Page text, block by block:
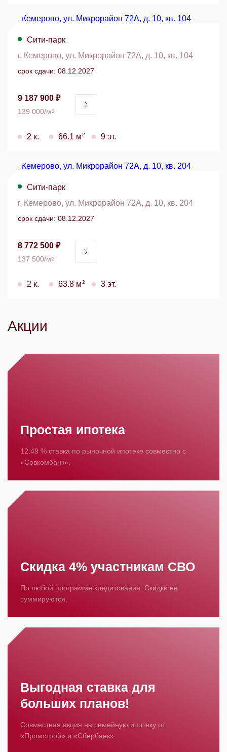
Сити-парк
г. Кемерово, ул. Микрорайон 72А, д. 10, кв. 104
срок сдачи: 08.12.2027
9 187 900 ₽
139 000/м2
2 к. 66.1 м2 9 эт.
Сити-парк
г. Кемерово, ул. Микрорайон 72А, д. 10, кв. 204
срок сдачи: 08.12.2027
8 772 500 ₽
137 500/м2
2 к. 63.8 м2 3 эт.
Акции
Простая ипотека
12.49 % ставка по рыночной ипотеке совместно с
«Совкомбанк».
Скидка 4% участникам СВО
По любой программе кредитования. Скидки не
суммируются.
Выгодная ставка для
больших планов!
Совместная акция на семейную ипотеку от
«Промстрой» и «Сбербанк»